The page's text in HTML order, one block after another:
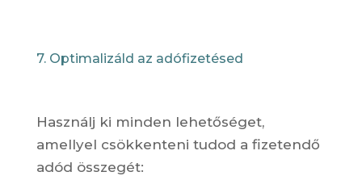
7. Optimalizáld az adófizetésed
Használj ki minden lehetőséget,
amellyel csökkenteni tudod a fizetendő
adód összegét: